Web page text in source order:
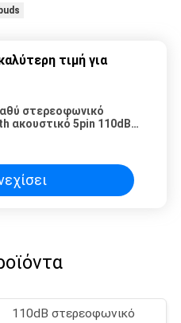
τιμή για
στερεοφωνικό
ακουστικό 5pin 110dB
110dB στερεοφωνικό